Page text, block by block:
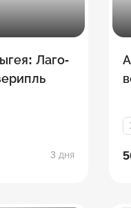
Лаго-
3 дня